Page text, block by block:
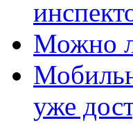
Можно
уже